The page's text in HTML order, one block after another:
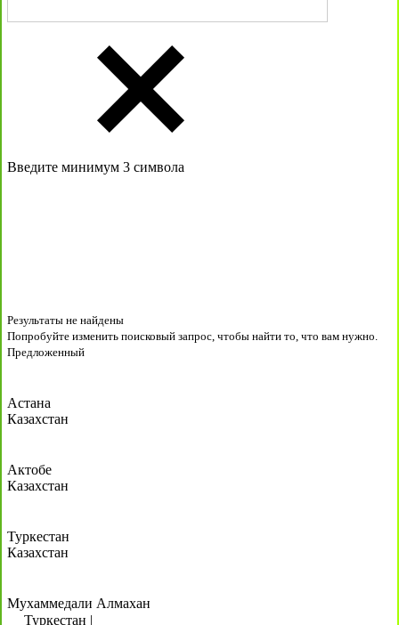
Введите минимум 3 символа
Результаты не найдены
Попробуйте изменить поисковый запрос, чтобы найти то, что вам нужно.
Предложенный
Астана
Казахстан
Актобе
Казахстан
Туркестан
Казахстан
Мухаммедали Алмахан
Туркестан |